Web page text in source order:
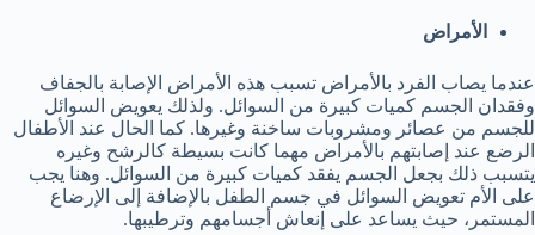
الأمراض
عندما يصاب الفرد بالأمراض تسبب هذه الأمراض الإصابة بالجفاف
وفقدان الجسم كميات كبيرة من السوائل. ولذلك يعويض السوائل
للجسم من عصائر ومشروبات ساخنة وغيرها. كما الحال عند الأطفال
الرضع عند إصابتهم بالأمراض مهما كانت بسيطة كالرشح وغيره
يتسبب ذلك بجعل الجسم يفقد كميات كبيرة من السوائل. وهنا يجب
على الأم تعويض السوائل في جسم الطفل بالإضافة إلى الإرضاع
المستمر، حيث يساعد على إنعاش أجسامهم وترطيبها.